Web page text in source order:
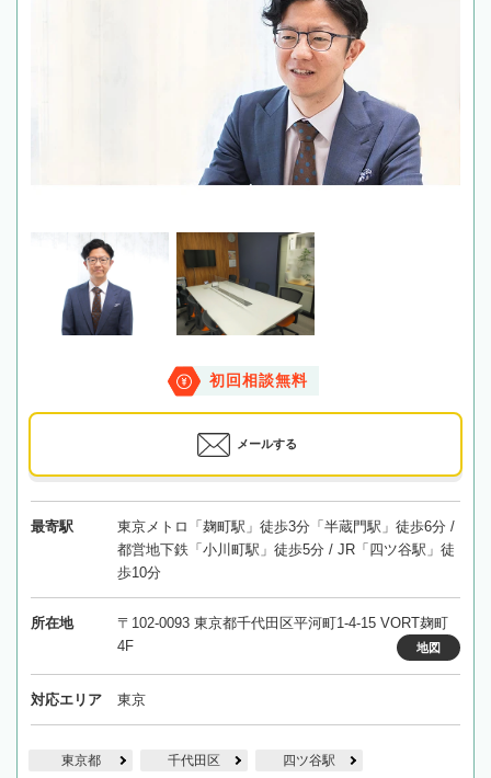
初回相談無料
メールする
最寄駅
東京メトロ「麹町駅」徒歩3分「半蔵門駅」徒歩6分 /
都営地下鉄「小川町駅」徒歩5分 / JR「四ツ谷駅」徒
歩10分
所在地
〒102-0093 東京都千代田区平河町1-4-15 VORT麹町
4F
地図
対応エリア 東京
東京都 千代田区 四ツ谷駅